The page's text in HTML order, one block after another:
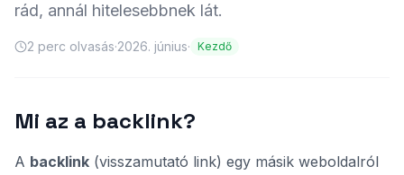
rád, annál hitelesebbnek lát.
2 perc olvasás·2026. június· Kezdő
Mi az a backlink?
A backlink (visszamutató link) egy másik weboldalról